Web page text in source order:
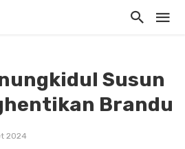
Susun
Brandu
2024